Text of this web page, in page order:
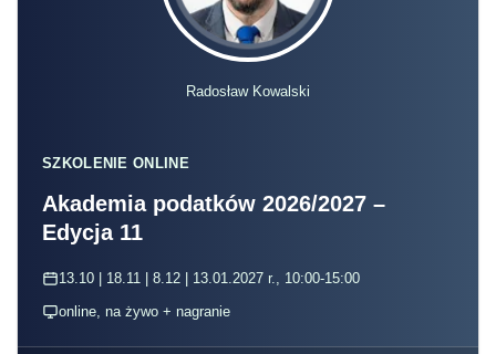
Radosław Kowalski
SZKOLENIE ONLINE
Akademia podatków 2026/2027 –
Edycja 11
13.10 | 18.11 | 8.12 | 13.01.2027 r., 10:00-15:00
online, na żywo + nagranie